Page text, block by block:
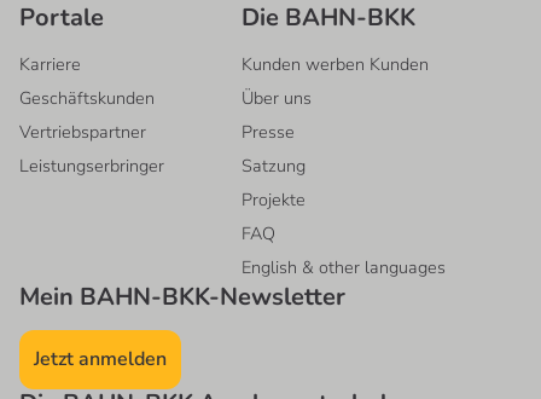
Portale
Karriere
Geschäftskunden
Vertriebspartner
Leistungserbringer
Die BAHN-BKK
Kunden werben Kunden
Über uns
Presse
Satzung
Projekte
FAQ
English & other languages
Mein BAHN-BKK-Newsletter
Jetzt anmelden